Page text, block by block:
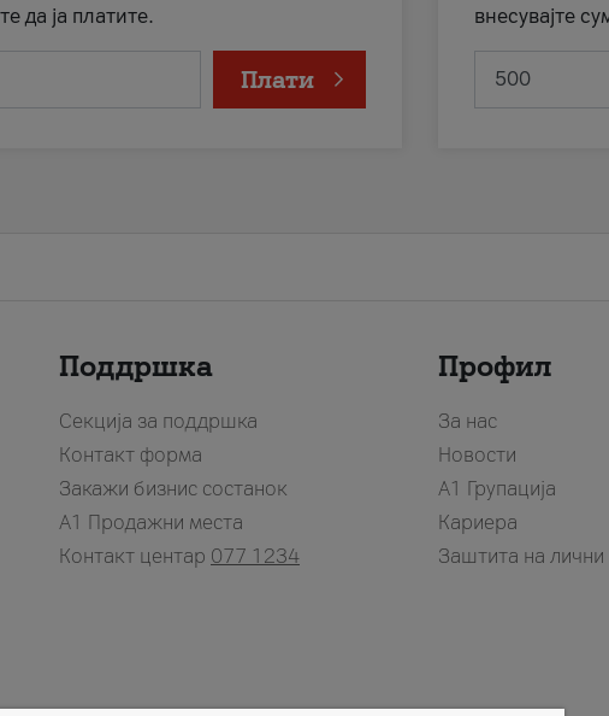
да ја платите.
Плати
внесувајте
Поддршка
Секција за поддршка
Контакт форма
Закажи бизнис состанок
A1 Продажни места
Контакт центар 077 1234
Профил
За нас
Новости
А1 Групација
Кариера
Заштита на